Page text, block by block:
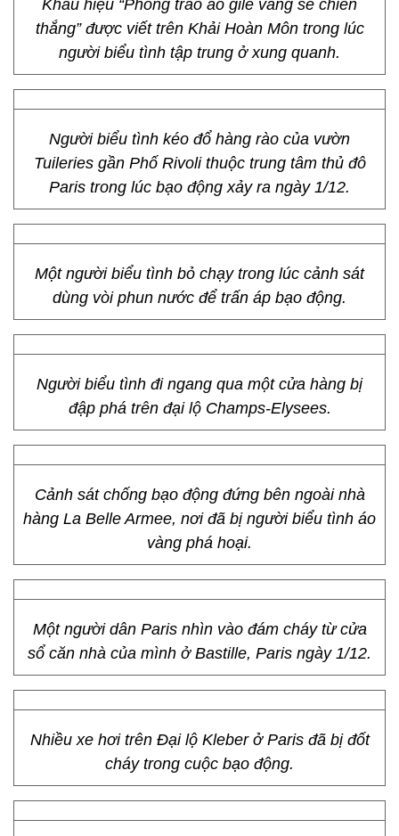
Khẩu hiệu “Phong trào áo gilê vàng sẽ chiến
thắng” được viết trên Khải Hoàn Môn trong lúc
người biểu tình tập trung ở xung quanh.
Người biểu tình kéo đổ hàng rào của vườn
Tuileries gần Phố Rivoli thuộc trung tâm thủ đô
Paris trong lúc bạo động xảy ra ngày 1/12.
Một người biểu tình bỏ chạy trong lúc cảnh sát
dùng vòi phun nước để trấn áp bạo động.
Người biểu tình đi ngang qua một cửa hàng bị
đập phá trên đại lộ Champs-Elysees.
Cảnh sát chống bạo động đứng bên ngoài nhà
hàng La Belle Armee, nơi đã bị người biểu tình áo
vàng phá hoại.
Một người dân Paris nhìn vào đám cháy từ cửa
sổ căn nhà của mình ở Bastille, Paris ngày 1/12.
Nhiều xe hơi trên Đại lộ Kleber ở Paris đã bị đốt
cháy trong cuộc bạo động.